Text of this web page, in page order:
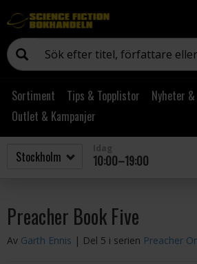
Sortiment Tips & Topplistor
Nyheter
Outlet & Kampanjer
10:00–19:00
Preacher Book Five
Av Garth Ennis | Del 5 i serien Preacher